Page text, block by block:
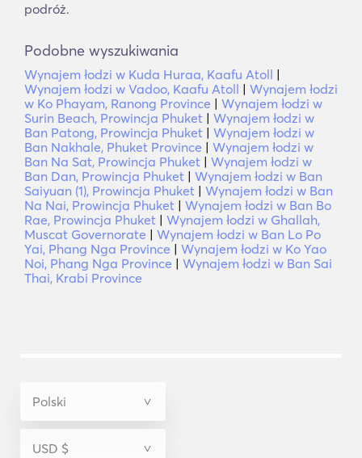
podróż.
Podobne wyszukiwania
Wynajem łodzi w Kuda Huraa, Kaafu Atoll |
Wynajem łodzi w Vadoo, Kaafu Atoll | Wynajem łodzi
w Ko Phayam, Ranong Province | Wynajem łodzi w
Surin Beach, Prowincja Phuket | Wynajem łodzi w
Ban Patong, Prowincja Phuket | Wynajem łodzi w
Ban Nakhale, Phuket Province | Wynajem łodzi w
Ban Na Sat, Prowincja Phuket | Wynajem łodzi w
Ban Dan, Prowincja Phuket | Wynajem łodzi w Ban
Saiyuan (1), Prowincja Phuket | Wynajem łodzi w Ban
Na Nai, Prowincja Phuket | Wynajem łodzi w Ban Bo
Rae, Prowincja Phuket | Wynajem łodzi w Ghallah,
Muscat Governorate | Wynajem łodzi w Ban Lo Po
Yai, Phang Nga Province | Wynajem łodzi w Ko Yao
Noi, Phang Nga Province | Wynajem łodzi w Ban Sai
Thai, Krabi Province